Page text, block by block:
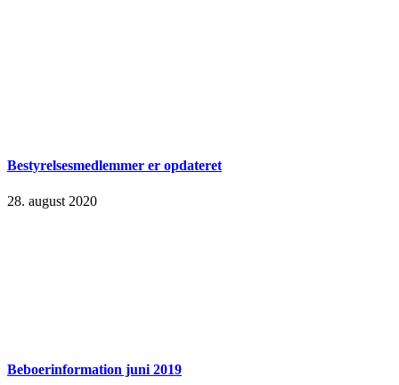
Bestyrelsesmedlemmer er opdateret
28. august 2020
Beboerinformation juni 2019